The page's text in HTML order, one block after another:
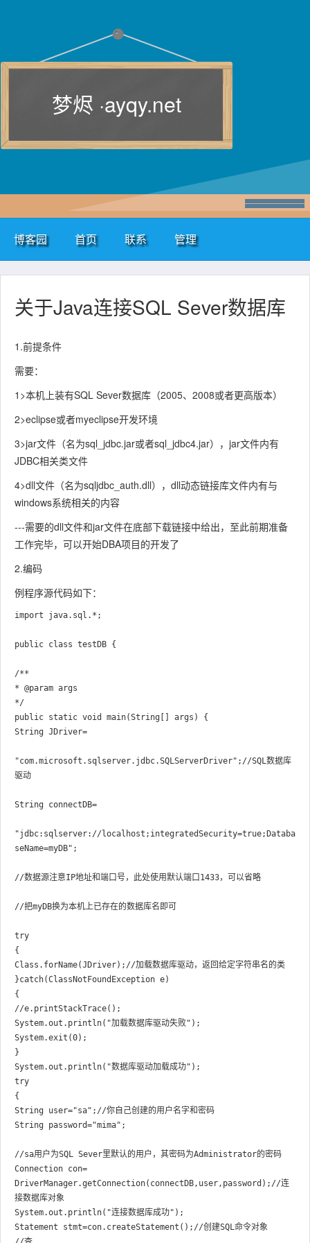
梦烬 ·ayqy.net
博客园 首页 联系 管理
关于Java连接SQL Sever数据库
1.前提条件
需要：
1>本机上装有SQL Sever数据库（2005、2008或者更高版本）
2>eclipse或者myeclipse开发环境
3>jar文件（名为sql_jdbc.jar或者sql_jdbc4.jar），jar文件内有
JDBC相关类文件
4>dll文件（名为sqljdbc_auth.dll），dll动态链接库文件内有与
windows系统相关的内容
---需要的dll文件和jar文件在底部下载链接中给出，至此前期准备
工作完毕，可以开始DBA项目的开发了
2.编码
例程序源代码如下：
import java.sql.*;
public class testDB {
/**
* @param args
*/
public static void main(String[] args) {
String JDriver=
"com.microsoft.sqlserver.jdbc.SQLServerDriver";//SQL数据库
驱动
String connectDB=
"jdbc:sqlserver://localhost;integratedSecurity=true;Databa
seName=myDB";
//数据源注意IP地址和端口号，此处使用默认端口1433，可以省略
//把myDB换为本机上已存在的数据库名即可
try
{
Class.forName(JDriver);//加载数据库驱动，返回给定字符串名的类
}catch(ClassNotFoundException e)
{
//e.printStackTrace();
System.out.println("加载数据库驱动失败");
System.exit(0);
}
System.out.println("数据库驱动加载成功");
try
{
String user="sa";//你自己创建的用户名字和密码
String password="mima";
//sa用户为SQL Sever里默认的用户，其密码为Administrator的密码
Connection con=
DriverManager.getConnection(connectDB,user,password);//连
接数据库对象
System.out.println("连接数据库成功");
Statement stmt=con.createStatement();//创建SQL命令对象